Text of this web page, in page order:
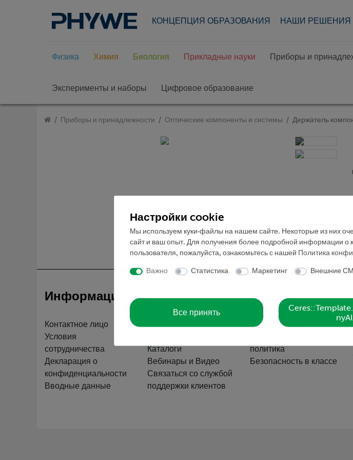
КОНЦЕПЦИЯ ОБРАЗОВАНИЯ НАШИ РЕШЕНИЯ
Физика Химия Биология Прикладные науки Приборы и
Эксперименты и наборы Цифровое образование
Приборы и принадлежности Оптические компоненты и системы Держатель
Информация
Контактное лицо
Условия
сотрудничества
Декларация о
конфиденциальности
Вводные данные
Обслуживание
Краткий обзор услуг
Каталоги
Вебинары и Видео
Связаться со службой
поддержки клиентов
Компания
О нас
политика
Безопасность в классе
Настройки cookie
Мы используем куки-файлы на нашем сайте. Некоторые из них
сайт и ваш опыт. Для получения более подробной информации о
пользователя, пожалуйста, ознакомьтесь с нашей
Политика
Важно Статистика Маркетинг Внешние
Все принять